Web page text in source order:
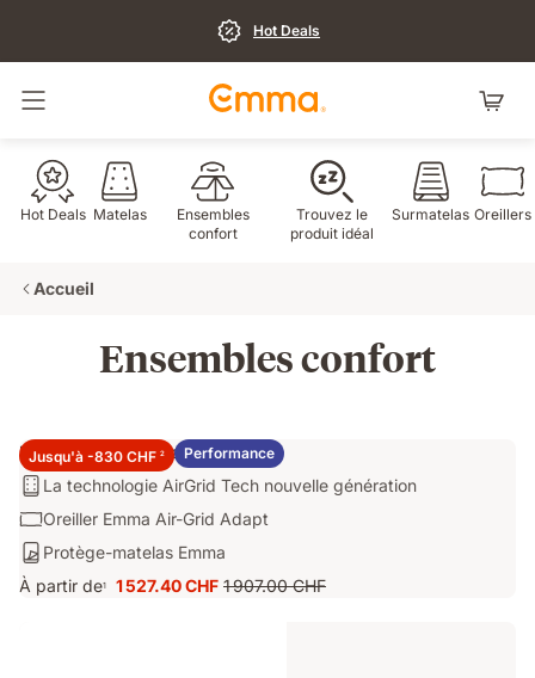
Hot Deals
Basculer la navigation
Hot Deals Matelas
Ensembles
confort
Trouvez le
produit idéal
Surmatelas Oreillers
Accueil
Ensembles confort
Jusqu'à -830 CHF 2 Performance
Ensemble Performance 26
Matelas:
La
technologie
AirGrid
Tech
La technologie AirGrid Tech nouvelle génération
Oreiller:
Oreiller
Emma
Air-
Oreiller Emma Air-Grid Adapt
Protège-
matelas:
Protège-
Protège-matelas Emma
À partir de1
Prix
1 527.40 CHF Prix
1 907.00 CHF